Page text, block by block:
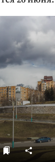
и ЖКХ
и бизнес